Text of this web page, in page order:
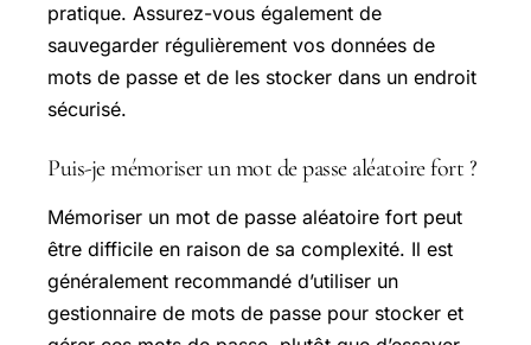
pratique. Assurez-vous également de
sauvegarder régulièrement vos données de
mots de passe et de les stocker dans un endroit
sécurisé.
Puis-je mémoriser un mot de passe aléatoire fort ?
Mémoriser un mot de passe aléatoire fort peut
être difficile en raison de sa complexité. Il est
généralement recommandé d’utiliser un
gestionnaire de mots de passe pour stocker et